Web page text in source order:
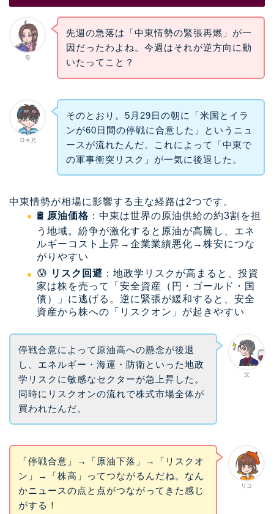
母
先週の急落は「中東情勢の緊張再燃」が一
因だったわよね。今週はそれが逆方向に動
いたってこと？
ロキ兄
そのとおり。5月29日の朝に「米国とイラ
ンが60日間の停戦に合意した」というニュ
ースが流れたんだ。これによって「中東で
の軍事衝突リスク」が一気に後退した。
中東情勢が相場に影響する主な経路は2つです。
🛢️ 原油価格 ：中東は世界の原油供給の約3割を担
う地域。紛争が激化すると原油が高騰し、エネ
ルギーコスト上昇→企業業績悪化→株安につな
がりやすい
😰 リスク回避 ：地政学リスクが高まると、投資
家は株を売って「安全資産（円・ゴールド・国
債）」に逃げる。逆に緊張が緩和すると、安全
資産から株への「リスクオン」が起きやすい
父
停戦合意によって原油高への懸念が後退
し、エネルギー・海運・防衛といった地政
学リスクに敏感なセクターが急上昇した。
同時にリスクオンの流れで株式市場全体が
買われたんだ。
リコ
「停戦合意」→「原油下落」→「リスクオ
ン」→「株高」ってつながるんだね。なん
かニュースの点と点がつながってきた感じ
がする！